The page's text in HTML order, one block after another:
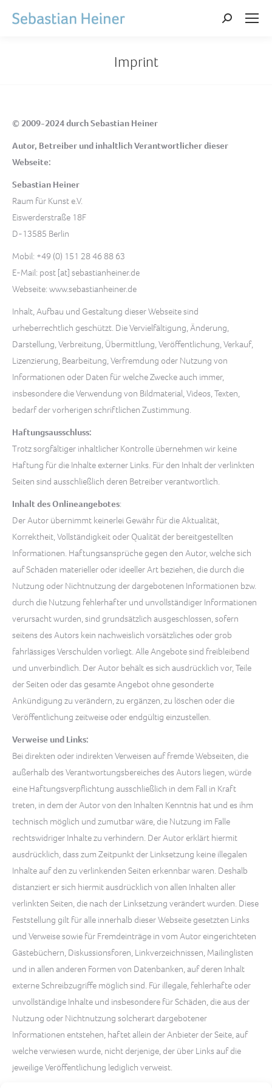
Search:
Imprint
© 2009-2024 durch Sebastian Heiner
Autor, Betreiber und inhaltlich Verantwortlicher dieser
Webseite:
Sebastian Heiner
Raum für Kunst e.V.
Eiswerderstraße 18F
D-13585 Berlin
Mobil: +49 (0) 151 28 46 88 63
E-Mail: post [at] sebastianheiner.de
Webseite: www.sebastianheiner.de
Inhalt, Aufbau und Gestaltung dieser Webseite sind
urheberrechtlich geschützt. Die Vervielfältigung, Änderung,
Darstellung, Verbreitung, Übermittlung, Veröffentlichung, Verkauf,
Lizenzierung, Bearbeitung, Verfremdung oder Nutzung von
Informationen oder Daten für welche Zwecke auch immer,
insbesondere die Verwendung von Bildmaterial, Videos, Texten,
bedarf der vorherigen schriftlichen Zustimmung.
Haftungsausschluss:
Trotz sorgfältiger inhaltlicher Kontrolle übernehmen wir keine
Haftung für die Inhalte externer Links. Für den Inhalt der verlinkten
Seiten sind ausschließlich deren Betreiber verantwortlich.
Inhalt des Onlineangebotes:
Der Autor übernimmt keinerlei Gewähr für die Aktualität,
Korrektheit, Vollständigkeit oder Qualität der bereitgestellten
Informationen. Haftungsansprüche gegen den Autor, welche sich
auf Schäden materieller oder ideeller Art beziehen, die durch die
Nutzung oder Nichtnutzung der dargebotenen Informationen bzw.
durch die Nutzung fehlerhafter und unvollständiger Informationen
verursacht wurden, sind grundsätzlich ausgeschlossen, sofern
seitens des Autors kein nachweislich vorsätzliches oder grob
fahrlässiges Verschulden vorliegt. Alle Angebote sind freibleibend
und unverbindlich. Der Autor behält es sich ausdrücklich vor, Teile
der Seiten oder das gesamte Angebot ohne gesonderte
Ankündigung zu verändern, zu ergänzen, zu löschen oder die
Veröffentlichung zeitweise oder endgültig einzustellen.
Verweise und Links:
Bei direkten oder indirekten Verweisen auf fremde Webseiten, die
außerhalb des Verantwortungsbereiches des Autors liegen, würde
eine Haftungsverpflichtung ausschließlich in dem Fall in Kraft
treten, in dem der Autor von den Inhalten Kenntnis hat und es ihm
technisch möglich und zumutbar wäre, die Nutzung im Falle
rechtswidriger Inhalte zu verhindern. Der Autor erklärt hiermit
ausdrücklich, dass zum Zeitpunkt der Linksetzung keine illegalen
Inhalte auf den zu verlinkenden Seiten erkennbar waren. Deshalb
distanziert er sich hiermit ausdrücklich von allen Inhalten aller
verlinkten Seiten, die nach der Linksetzung verändert wurden. Diese
Feststellung gilt für alle innerhalb dieser Webseite gesetzten Links
und Verweise sowie für Fremdeinträge in vom Autor eingerichteten
Gästebüchern, Diskussionsforen, Linkverzeichnissen, Mailinglisten
und in allen anderen Formen von Datenbanken, auf deren Inhalt
externe Schreibzugriffe möglich sind. Für illegale, fehlerhafte oder
unvollständige Inhalte und insbesondere für Schäden, die aus der
Nutzung oder Nichtnutzung solcherart dargebotener
Informationen entstehen, haftet allein der Anbieter der Seite, auf
welche verwiesen wurde, nicht derjenige, der über Links auf die
jeweilige Veröffentlichung lediglich verweist.